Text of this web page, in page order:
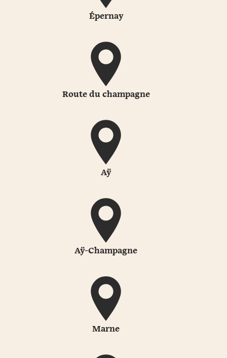
Épernay
Route du champagne
Aÿ
Aÿ-Champagne
Marne